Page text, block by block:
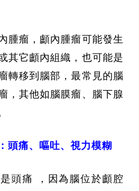
腫瘤，顱內腫瘤可能發生
其它顱內組織，也可能是
轉移到腦部，最常見的腦
，其他如腦膜瘤、腦下腺
頭痛、嘔吐、視力模糊
頭痛 ，因為腦位於顱腔